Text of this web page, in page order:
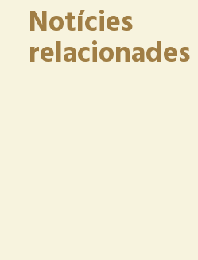
Notícies
relacionades